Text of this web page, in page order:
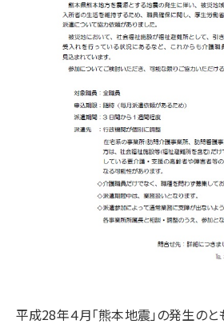
平成28年４月「熊本地震」の発生の